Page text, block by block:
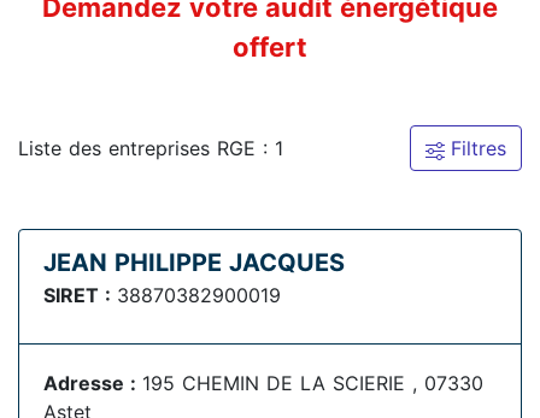
Demandez votre audit énergétique
offert
Liste des entreprises RGE : 1 Filtres
JEAN PHILIPPE JACQUES
SIRET : 38870382900019
Adresse : 195 CHEMIN DE LA SCIERIE , 07330
Astet